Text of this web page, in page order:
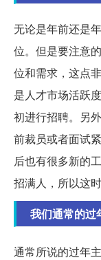
无论是年前还是
位。但是要注意
位和需求，这点
是人才市场活跃
初进行招聘。另
前裁员或者面试
后也有很多新的
招满人，所以这
我们通常的过
通常所说的过年